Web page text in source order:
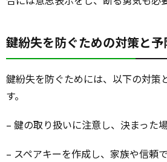
鍵紛失を防ぐための対策と
鍵紛失を防ぐためには、以下の対策
す。
– 鍵の取り扱いに注意し、決まった
– スペアキーを作成し、家族や信頼